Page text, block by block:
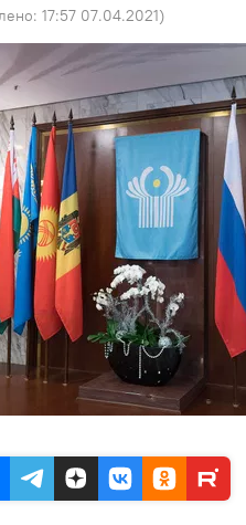
17:57 07.04.2021)